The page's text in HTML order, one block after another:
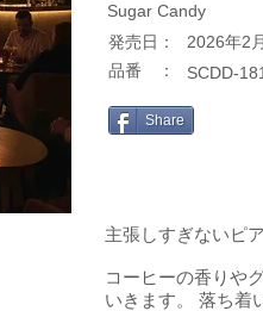
Sugar Candy
​発売日：
​品番 ：
2026年2
SCDD-
Share
主張しすぎないピ
コーヒーの香りや
いきます。 落ち着